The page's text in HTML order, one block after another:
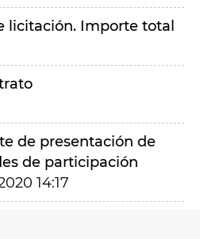
licitación. Importe total
de presentación de
de participación
14:17